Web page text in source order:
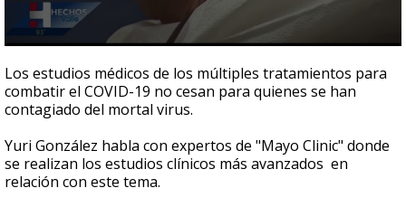
seconds
of
2
minutes,
seconds
Los estudios médicos de los múltiples tratamientos para
combatir el COVID-19 no cesan para quienes se han
contagiado del mortal virus.
Yuri González habla con expertos de "Mayo Clinic" donde
se realizan los estudios clínicos más avanzados en
relación con este tema.